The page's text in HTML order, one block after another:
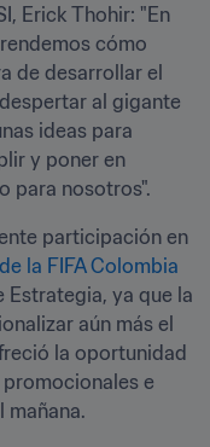
Erick Thohir: "En
cómo
de desarrollar el
al gigante
ideas para
y poner en
para nosotros".
la FIFA Colombia
Estrategia, ya que la
aún más el
la oportunidad
e
mañana.